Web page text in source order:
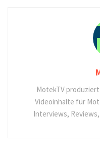
MotekTV
Videoinhalte für
Interviews,